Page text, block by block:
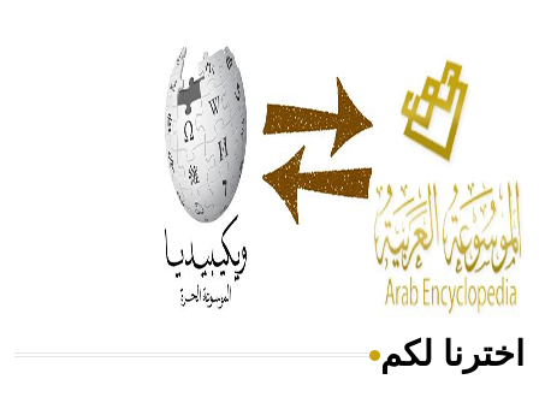
الحكم، الأدلة، تنظيم التغذية، ورسالته في جروح الرأس. ويعود
له الفضل بأنه حرر الطب من الدين والفلسفة.
- هل تعلم أن المرجان إفراز حيواني يتكون في البحر ويتركب
من مادة كربونات الكلسيوم، وهو أحمر أو شديد الحمرة وهو
أجود أنواعه، ويمتاز بكبر الحجم ويسمى الش
هل تعلم أن الأبسيد كلمة فرنسية اللفظ تم اعتمادها مصطلحاً
اخترنا لكم